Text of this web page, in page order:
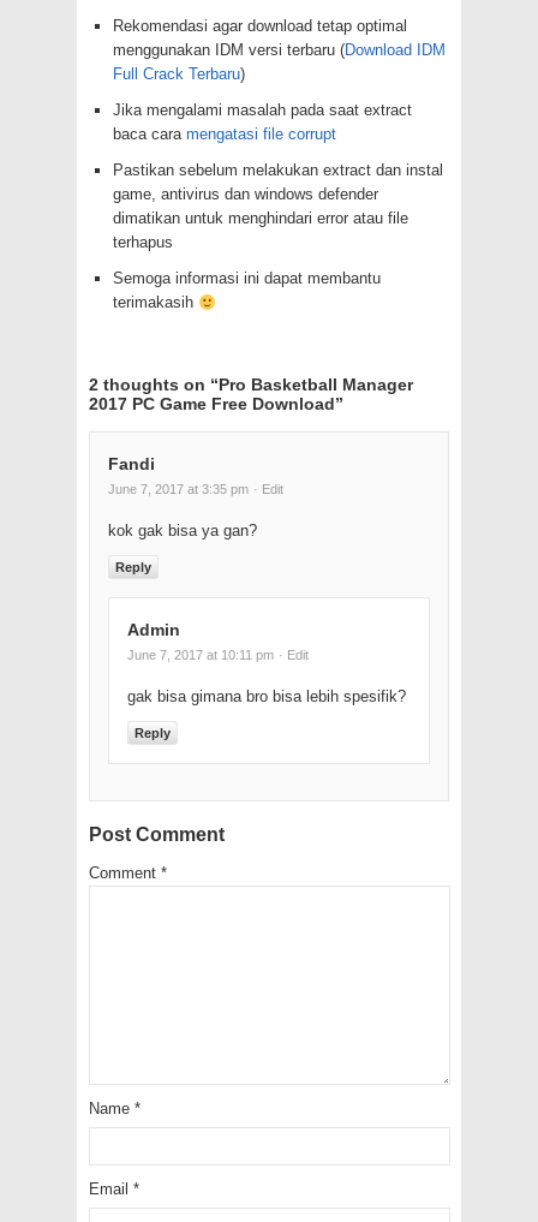
Rekomendasi agar download tetap optimal
menggunakan IDM versi terbaru (Download IDM
Full Crack Terbaru)
Jika mengalami masalah pada saat extract
baca cara mengatasi file corrupt
Pastikan sebelum melakukan extract dan instal
game, antivirus dan windows defender
dimatikan untuk menghindari error atau file
terhapus
Semoga informasi ini dapat membantu
terimakasih
2 thoughts on “Pro Basketball Manager
2017 PC Game Free Download”
Fandi
June 7, 2017 at 3:35 pm · Edit
kok gak bisa ya gan?
Reply
Admin
June 7, 2017 at 10:11 pm · Edit
gak bisa gimana bro bisa lebih spesifik?
Reply
Post Comment
Comment *
Name *
Email *